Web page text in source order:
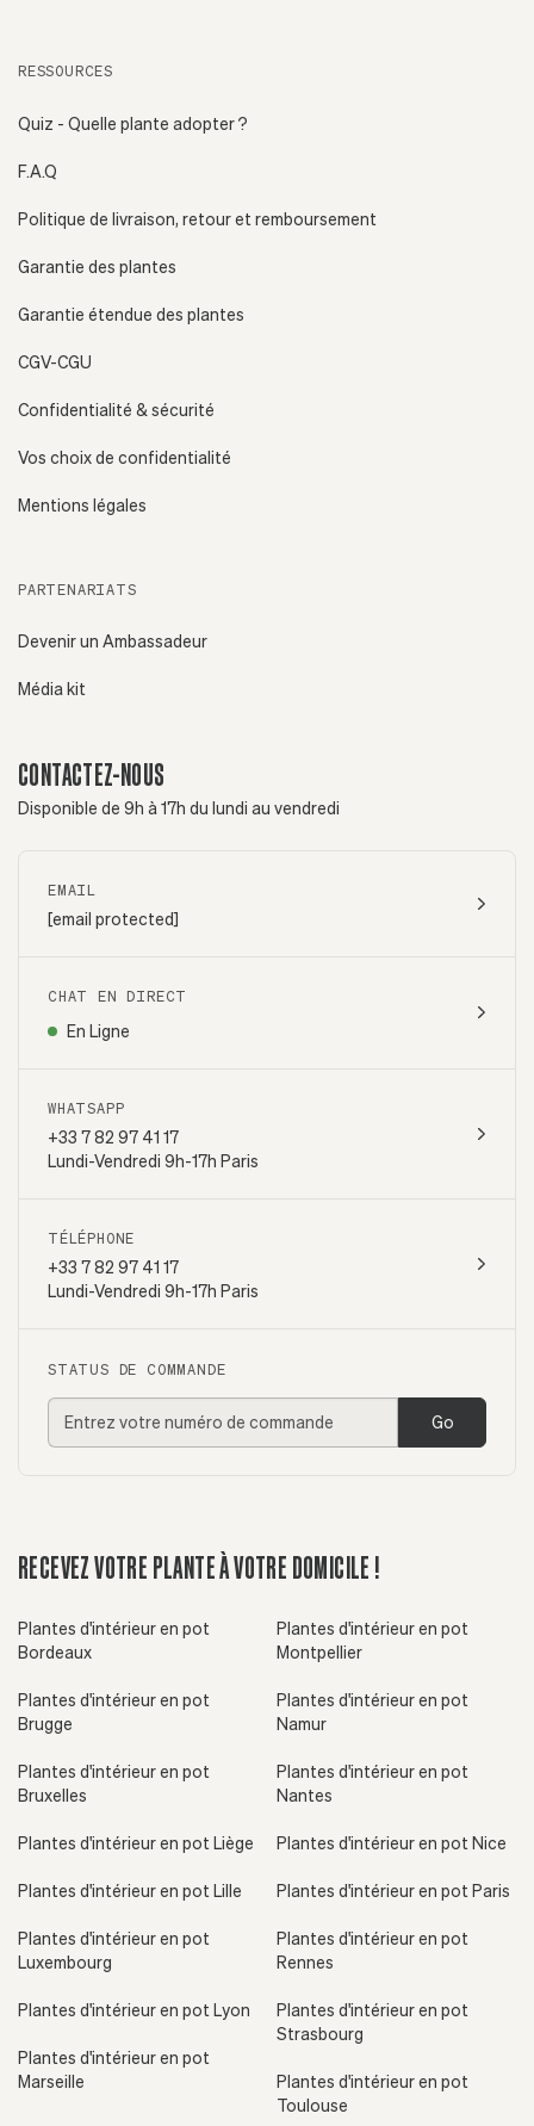
RESSOURCES
Quiz - Quelle plante adopter ?
F.A.Q
Politique de livraison, retour et remboursement
Garantie des plantes
Garantie étendue des plantes
CGV-CGU
Confidentialité & sécurité
Vos choix de confidentialité
Mentions légales
PARTENARIATS
Devenir un Ambassadeur
Média kit
CONTACTEZ-NOUS
Disponible de 9h à 17h du lundi au vendredi
EMAIL
[email protected]
CHAT EN DIRECT
En Ligne
WHATSAPP
+33 7 82 97 41 17
Lundi-Vendredi 9h-17h Paris
TÉLÉPHONE
+33 7 82 97 41 17
Lundi-Vendredi 9h-17h Paris
STATUS DE COMMANDE
Go
RECEVEZ VOTRE PLANTE À VOTRE DOMICILE !
Plantes d'intérieur en pot
Bordeaux
Plantes d'intérieur en pot
Brugge
Plantes d'intérieur en pot
Bruxelles
Plantes d'intérieur en pot Liège
Plantes d'intérieur en pot Lille
Plantes d'intérieur en pot
Luxembourg
Plantes d'intérieur en pot Lyon
Plantes d'intérieur en pot
Marseille
Plantes d'intérieur en pot
Montpellier
Plantes d'intérieur en pot
Namur
Plantes d'intérieur en pot
Nantes
Plantes d'intérieur en pot Nice
Plantes d'intérieur en pot Paris
Plantes d'intérieur en pot
Rennes
Plantes d'intérieur en pot
Strasbourg
Plantes d'intérieur en pot
Toulouse